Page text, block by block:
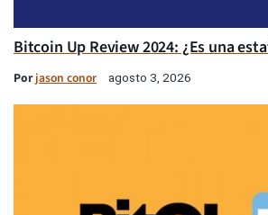
Bitcoin Up Review 2024: ¿Es una
Porjason conor agosto 3, 2026